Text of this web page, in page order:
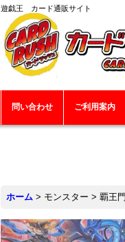
遊戯王 カード通販サイト
問い合わせ ご利用案内
ホーム > モンスター > 覇王